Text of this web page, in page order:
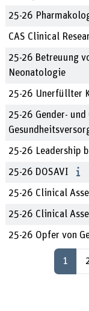
25-26
CAS Clinical
25-26 Betreuung
Neonatologie
25-26 Unerfüllter
25-26 Gender-
25-26 Leadership
25-26 DOSAVI
25-26 Clinical
25-26 Clinical
25-26 Opfer von
1